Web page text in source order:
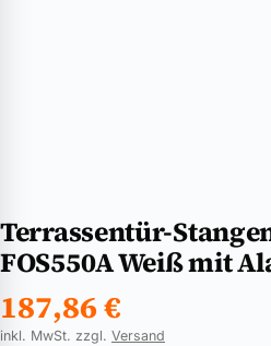
Terrassentür-
FOS550A Weiß mit
187,86€
inkl. MwSt. zzgl. Versand